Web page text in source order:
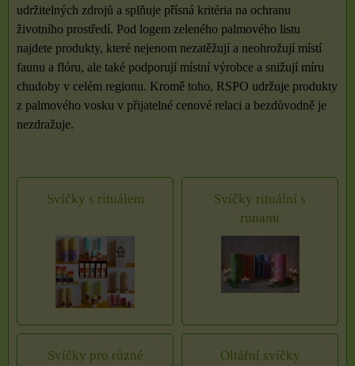
udržitelných zdrojů a splňuje přísná kritéria na ochranu
životního prostředí. Pod logem zeleného palmového listu
najdete produkty, které nejenom nezatěžují a neohrožují místí
faunu a flóru, ale také podporují místní výrobce a snižují míru
chudoby v celém regionu. Kromě toho, RSPO udržuje produkty
z palmového vosku v přijatelné cenové relaci a bezdůvodně je
nezdražuje.
Svíčky s rituálem
Svíčky rituální s
runami
Svíčky pro různé
Oltářní svíčky